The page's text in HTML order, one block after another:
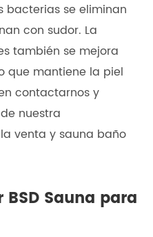
bacterias se eliminan
con sudor. La
también se mejora
que mantiene la piel
contactarnos y
nuestra
la venta y sauna baño
Sauna para